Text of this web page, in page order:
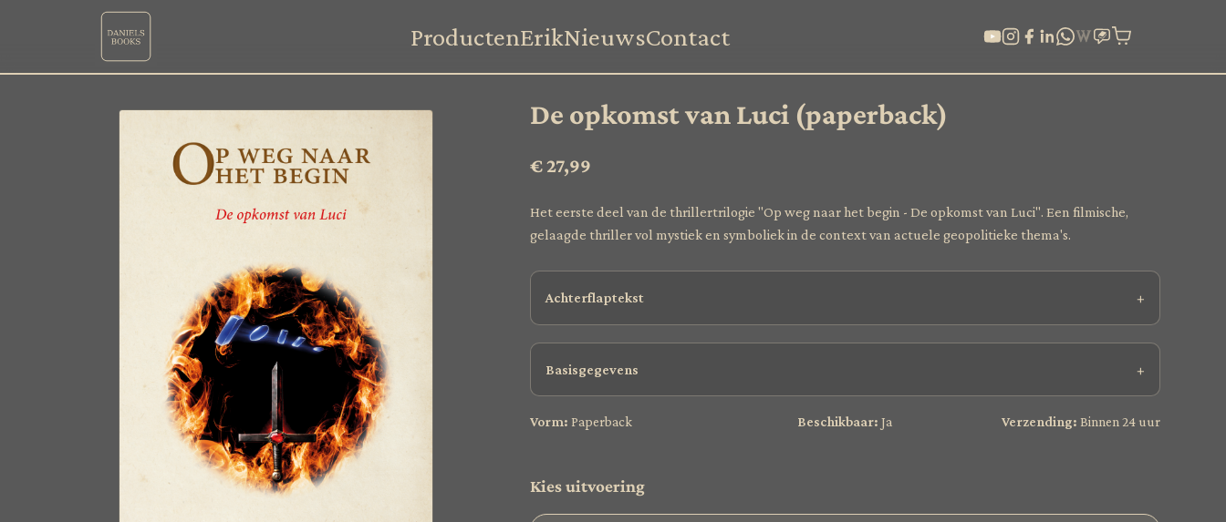
ProductenErikNieuwsContact
De opkomst van Luci (paperback)
€ 27,99
Het eerste deel van de thrillertrilogie "Op weg naar het begin - De opkomst van Luci". Een filmische,
gelaagde thriller vol mystiek en symboliek in de context van actuele geopolitieke thema's.
Achterflaptekst
Basisgegevens
Vorm: Paperback Beschikbaar:Ja Verzending: Binnen 24 uur
Kies uitvoering